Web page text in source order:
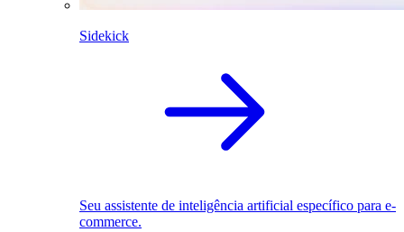
Sidekick
Seu assistente de inteligência artificial específico para e-
commerce.